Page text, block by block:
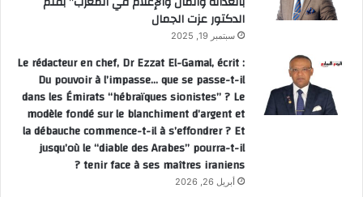
الدكتور عزت الجمال
سبتمبر 19, 2025
Le rédacteur en chef, Dr Ezzat El-Gamal, écrit :
Du pouvoir à l’impasse… que se passe-t-il
dans les Émirats “hébraïques sionistes” ? Le
modèle fondé sur le blanchiment d’argent et
la débauche commence-t-il à s’effondrer ? Et
jusqu’où le “diable des Arabes” pourra-t-il
tenir face à ses maîtres iraniens ?
أبريل 26, 2026